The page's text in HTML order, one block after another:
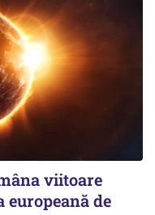
viitoare
europeană de